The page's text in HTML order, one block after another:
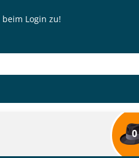
beim Login zu!
0